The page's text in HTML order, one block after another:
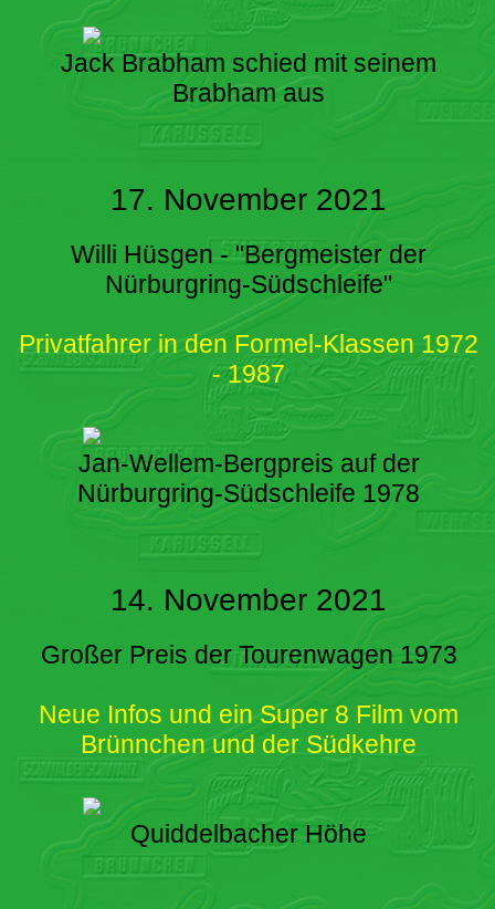
Jack Brabham schied mit seinem
Brabham aus
17. November 2021
Willi Hüsgen - "Bergmeister der
Nürburgring-Südschleife"
Privatfahrer in den Formel-Klassen 1972
- 1987
Jan-Wellem-Bergpreis auf der
Nürburgring-Südschleife 1978
14. November 2021
Großer Preis der Tourenwagen 1973
Neue Infos und ein Super 8 Film vom
Brünnchen und der Südkehre
Quiddelbacher Höhe